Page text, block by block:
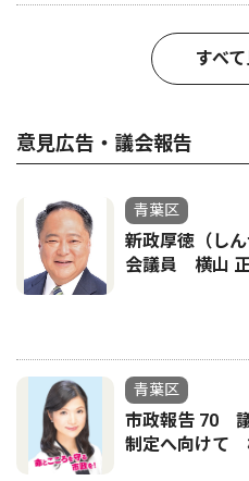
すべ
意見広告・議会報告
青葉区
新政厚徳（し
会議員 横山
青葉区
市政報告 70
制定へ向けて